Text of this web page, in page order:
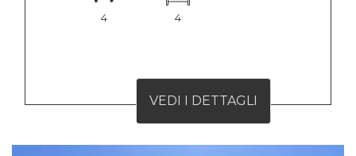
4 4
VEDI I DETTAGLI